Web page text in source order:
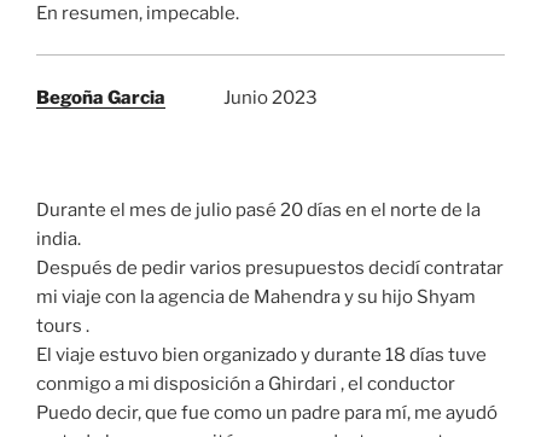
En resumen, impecable.
Begoña Garcia Junio 2023
Durante el mes de julio pasé 20 días en el norte de la
india.
Después de pedir varios presupuestos decidí contratar
mi viaje con la agencia de Mahendra y su hijo Shyam
tours .
El viaje estuvo bien organizado y durante 18 días tuve
conmigo a mi disposición a Ghirdari , el conductor
Puedo decir, que fue como un padre para mí, me ayudó